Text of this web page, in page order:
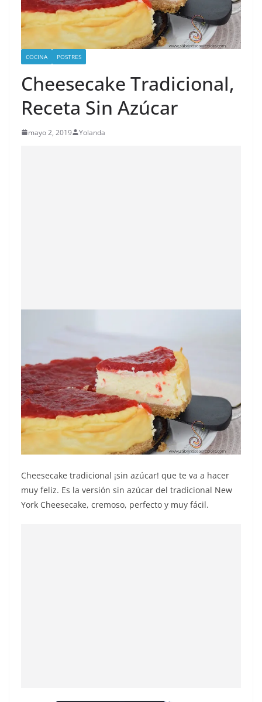
COCINA POSTRES
Cheesecake Tradicional,
Receta Sin Azúcar
mayo 2, 2019 Yolanda
Cheesecake tradicional ¡sin azúcar! que te va a hacer
muy feliz. Es la versión sin azúcar del tradicional New
York Cheesecake, cremoso, perfecto y muy fácil.